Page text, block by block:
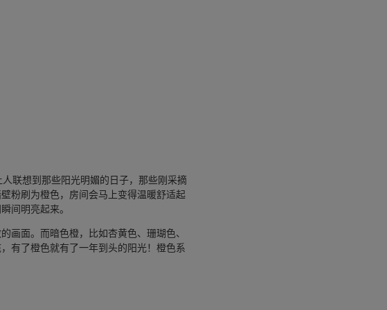
联想到那些阳光明媚的日子，那些刚采摘
粉刷为橙色，房间会马上变得温暖舒适起
间明亮起来。
画面。而暗色橙，比如杏黄色、珊瑚色、
有了橙色就有了一年到头的阳光！橙色系